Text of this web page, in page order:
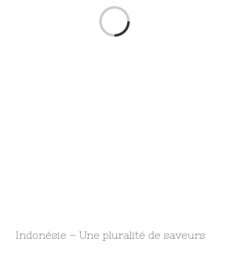
Loading...
Indonésie – Une pluralité de saveurs